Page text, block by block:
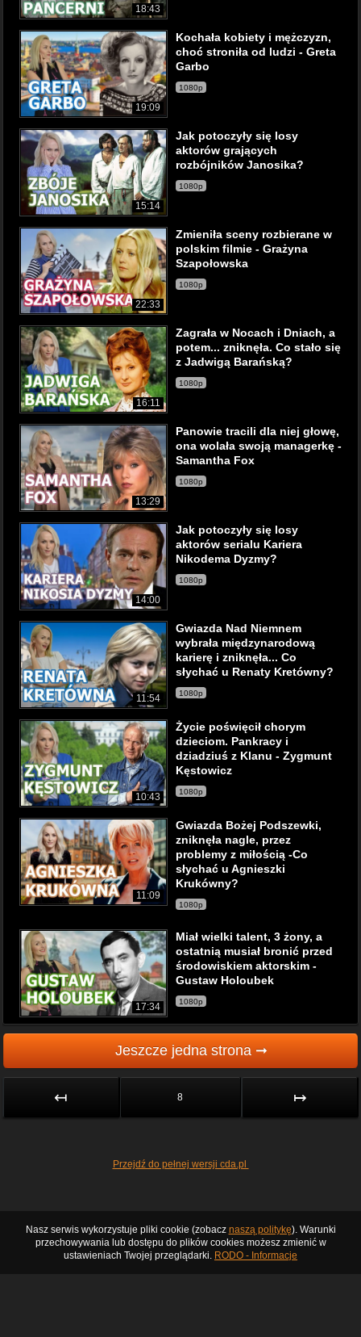
18:43
19:09
Kochała kobiety i mężczyzn,
choć stroniła od ludzi - Greta
Garbo
1080p
15:14
Jak potoczyły się losy
aktorów grających
rozbójników Janosika?
1080p
22:33
Zmieniła sceny rozbierane w
polskim filmie - Grażyna
Szapołowska
1080p
16:11
Zagrała w Nocach i Dniach, a
potem... zniknęła. Co stało się
z Jadwigą Barańską?
1080p
13:29
Panowie tracili dla niej głowę,
ona wolała swoją managerkę -
Samantha Fox
1080p
14:00
Jak potoczyły się losy
aktorów serialu Kariera
Nikodema Dyzmy?
1080p
11:54
Gwiazda Nad Niemnem
wybrała międzynarodową
karierę i zniknęła... Co
słychać u Renaty Kretówny?
1080p
10:43
Życie poświęcił chorym
dzieciom. Pankracy i
dziadziuś z Klanu - Zygmunt
Kęstowicz
1080p
11:09
Gwiazda Bożej Podszewki,
zniknęła nagle, przez
problemy z miłością -Co
słychać u Agnieszki
Krukówny?
1080p
17:34
Miał wielki talent, 3 żony, a
ostatnią musiał bronić przed
środowiskiem aktorskim -
Gustaw Holoubek
1080p
Jeszcze jedna strona ➞
↤ 8 ↦
Przejdź do pełnej wersji cda.pl
Nasz serwis wykorzystuje pliki cookie (zobacz naszą politykę). Warunki
przechowywania lub dostępu do plików cookies możesz zmienić w
ustawieniach Twojej przeglądarki. RODO - Informacje